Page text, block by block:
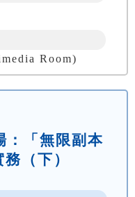
Room)
：「無限副本
（下）